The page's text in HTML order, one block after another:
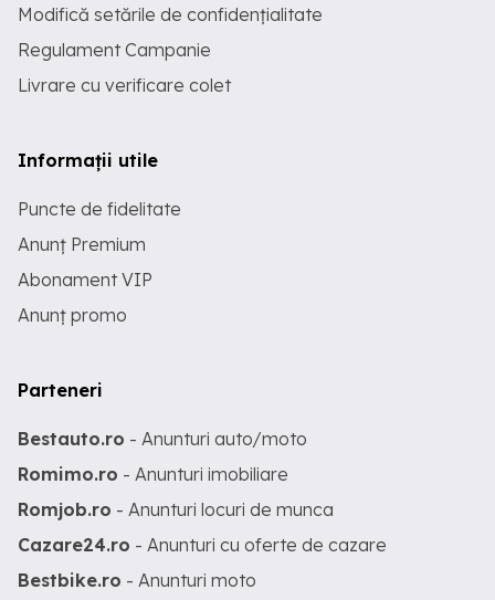
Modifică setările de confidențialitate
Regulament Campanie
Livrare cu verificare colet
Informații utile
Puncte de fidelitate
Anunț Premium
Abonament VIP
Anunț promo
Parteneri
Bestauto.ro - Anunturi auto/moto
Romimo.ro - Anunturi imobiliare
Romjob.ro - Anunturi locuri de munca
Cazare24.ro - Anunturi cu oferte de cazare
Bestbike.ro - Anunturi moto